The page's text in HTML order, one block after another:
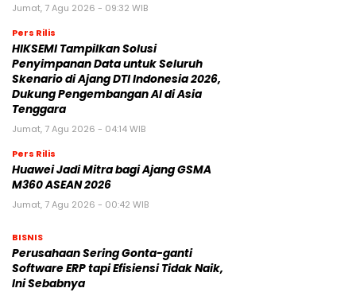
Jumat, 7 Agu 2026 - 09:32 WIB
Pers Rilis
HIKSEMI Tampilkan Solusi
Penyimpanan Data untuk Seluruh
Skenario di Ajang DTI Indonesia 2026,
Dukung Pengembangan AI di Asia
Tenggara
Jumat, 7 Agu 2026 - 04:14 WIB
Pers Rilis
Huawei Jadi Mitra bagi Ajang GSMA
M360 ASEAN 2026
Jumat, 7 Agu 2026 - 00:42 WIB
BISNIS
Perusahaan Sering Gonta-ganti
Software ERP tapi Efisiensi Tidak Naik,
Ini Sebabnya